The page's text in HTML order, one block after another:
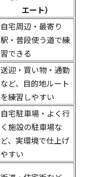
エート）
自宅周辺・最寄り
駅・普段使う道で練
習できる
送迎・買い物・通勤
など、目的地ルート
を練習しやすい
自宅駐車場・よく行
く施設の駐車場な
ど、実環境で仕上げ
やすい